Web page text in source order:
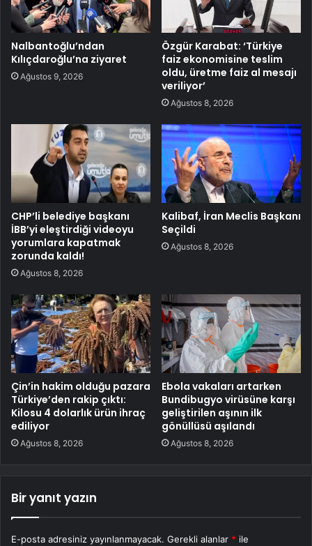
Nalbantoğlu’ndan
Kılıçdaroğlu’na ziyaret
Ağustos 9, 2026
Özgür Karabat: ‘Türkiye
faiz ekonomisine teslim
oldu, üretme faiz al mesajı
veriliyor’
Ağustos 8, 2026
CHP’li belediye başkanı
İBB’yi eleştirdiği videoyu
yorumlara kapatmak
zorunda kaldı!
Ağustos 8, 2026
Kalibaf, İran Meclis Başkanı
Seçildi
Ağustos 8, 2026
Çin’in hakim olduğu pazara
Türkiye’den rakip çıktı:
Kilosu 4 dolarlık ürün ihraç
ediliyor
Ağustos 8, 2026
Ebola vakaları artarken
Bundibugyo virüsüne karşı
geliştirilen aşının ilk
gönüllüsü aşılandı
Ağustos 8, 2026
Bir yanıt yazın
E-posta adresiniz yayınlanmayacak. Gerekli alanlar * ile